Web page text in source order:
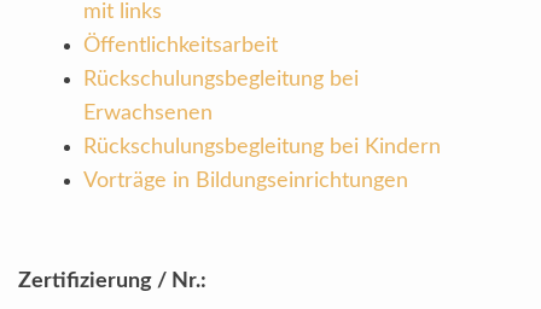
mit links
Öffentlichkeitsarbeit
Rückschulungsbegleitung bei
Erwachsenen
Rückschulungsbegleitung bei Kindern
Vorträge in Bildungseinrichtungen
Zertifizierung / Nr.: